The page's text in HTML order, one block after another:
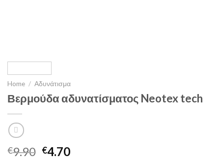
Home / Αδυνάτισμα
Βερμούδα αδυνατίσματος Neotex tech
€9.90 €4.70